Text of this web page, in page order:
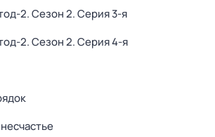
2. Сезон 2. Серия 3-я
2. Сезон 2. Серия 4-я